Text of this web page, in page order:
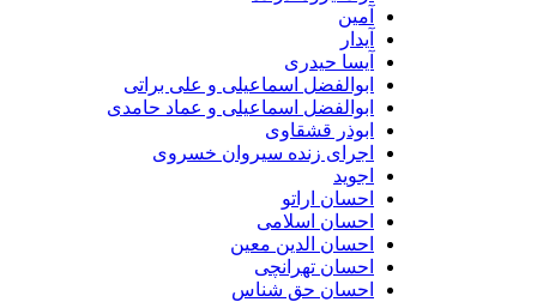
آمین
آیدار
آیسا حیدری
ابوالفضل اسماعیلی و علی براتی
ابوالفضل اسماعیلی و عماد حامدی
ابوذر قشقاوی
اجرای زنده سیروان خسروی
اجوید
احسان اراتو
احسان اسلامی
احسان الدین معین
احسان تهرانچی
احسان حق شناس